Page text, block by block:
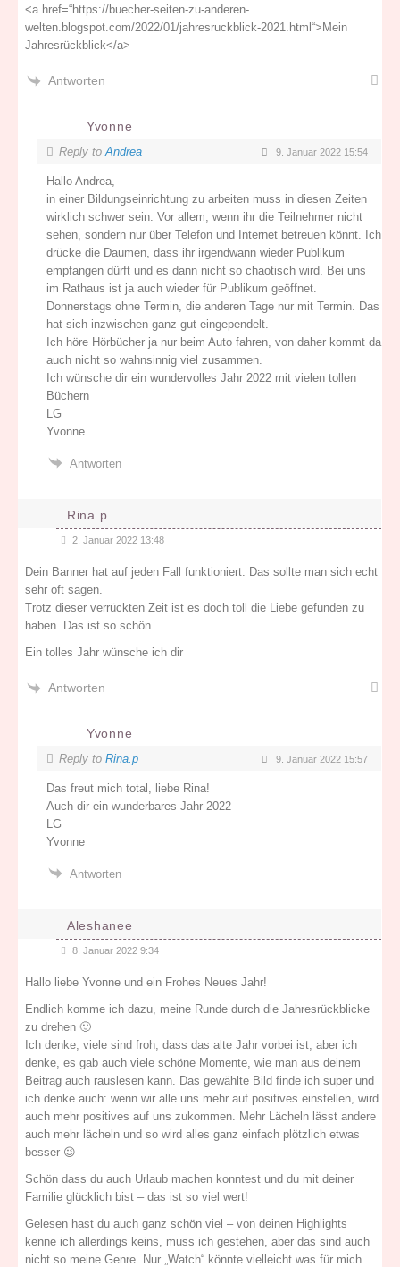
<a href=“https://buecher-seiten-zu-anderen-
welten.blogspot.com/2022/01/jahresruckblick-2021.html“>Mein
Jahresrückblick</a>
Antworten
Yvonne
Reply to Andrea 9. Januar 2022 15:54
Hallo Andrea,
in einer Bildungseinrichtung zu arbeiten muss in diesen Zeiten
wirklich schwer sein. Vor allem, wenn ihr die Teilnehmer nicht
sehen, sondern nur über Telefon und Internet betreuen könnt. Ich
drücke die Daumen, dass ihr irgendwann wieder Publikum
empfangen dürft und es dann nicht so chaotisch wird. Bei uns
im Rathaus ist ja auch wieder für Publikum geöffnet.
Donnerstags ohne Termin, die anderen Tage nur mit Termin. Das
hat sich inzwischen ganz gut eingependelt.
Ich höre Hörbücher ja nur beim Auto fahren, von daher kommt da
auch nicht so wahnsinnig viel zusammen.
Ich wünsche dir ein wundervolles Jahr 2022 mit vielen tollen
Büchern
LG
Yvonne
Antworten
Rina.p
2. Januar 2022 13:48
Dein Banner hat auf jeden Fall funktioniert. Das sollte man sich echt
sehr oft sagen.
Trotz dieser verrückten Zeit ist es doch toll die Liebe gefunden zu
haben. Das ist so schön.
Ein tolles Jahr wünsche ich dir
Antworten
Yvonne
Reply to Rina.p 9. Januar 2022 15:57
Das freut mich total, liebe Rina!
Auch dir ein wunderbares Jahr 2022
LG
Yvonne
Antworten
Aleshanee
8. Januar 2022 9:34
Hallo liebe Yvonne und ein Frohes Neues Jahr!
Endlich komme ich dazu, meine Runde durch die Jahresrückblicke
zu drehen 🙂
Ich denke, viele sind froh, dass das alte Jahr vorbei ist, aber ich
denke, es gab auch viele schöne Momente, wie man aus deinem
Beitrag auch rauslesen kann. Das gewählte Bild finde ich super und
ich denke auch: wenn wir alle uns mehr auf positives einstellen, wird
auch mehr positives auf uns zukommen. Mehr Lächeln lässt andere
auch mehr lächeln und so wird alles ganz einfach plötzlich etwas
besser 😉
Schön dass du auch Urlaub machen konntest und du mit deiner
Familie glücklich bist – das ist so viel wert!
Gelesen hast du auch ganz schön viel – von deinen Highlights
kenne ich allerdings keins, muss ich gestehen, aber das sind auch
nicht so meine Genre. Nur „Watch“ könnte vielleicht was für mich